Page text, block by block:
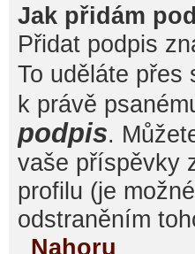
Jak přidám
Přidat podpis
To uděláte přes
k právě
podpis.
vaše příspěvky
profilu (je
odstraněním
Nahoru